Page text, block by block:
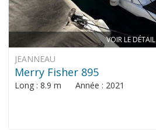
VOIR LE DÉTAIL
JEANNEAU
Merry Fisher 895
Long : 8.9 m Année : 2021